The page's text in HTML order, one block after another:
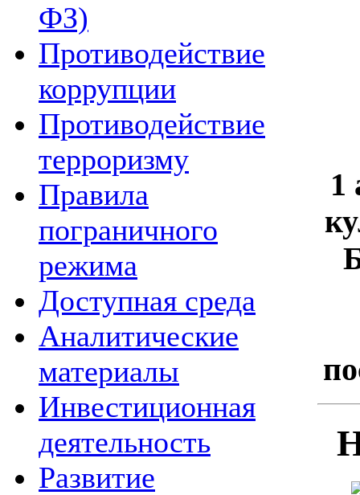
ФЗ)
Противодействие
коррупции
Противодействие
терроризму
Правила
пограничного
режима
Доступная среда
Аналитические
материалы
Инвестиционная
деятельность
Развитие
1